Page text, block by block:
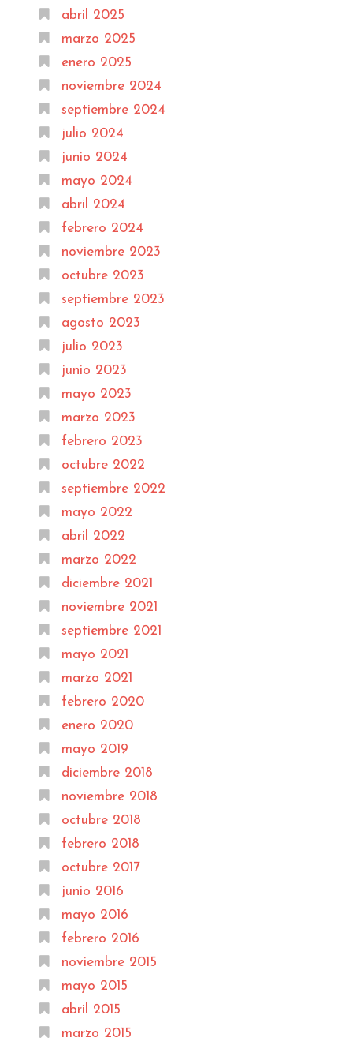
abril 2025
marzo 2025
enero 2025
noviembre 2024
septiembre 2024
julio 2024
junio 2024
mayo 2024
abril 2024
febrero 2024
noviembre 2023
octubre 2023
septiembre 2023
agosto 2023
julio 2023
junio 2023
mayo 2023
marzo 2023
febrero 2023
octubre 2022
septiembre 2022
mayo 2022
abril 2022
marzo 2022
diciembre 2021
noviembre 2021
septiembre 2021
mayo 2021
marzo 2021
febrero 2020
enero 2020
mayo 2019
diciembre 2018
noviembre 2018
octubre 2018
febrero 2018
octubre 2017
junio 2016
mayo 2016
febrero 2016
noviembre 2015
mayo 2015
abril 2015
marzo 2015